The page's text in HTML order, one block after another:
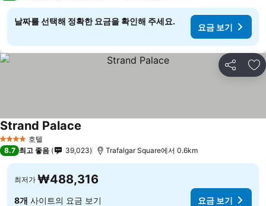
날짜를 선택해 정확한 요금을 확인해 주세요.
요금 보기
공유 즐
4 성급 호텔
Strand Palace
8.7 최고 좋음 39,023 Trafalgar Square에서 0.6km
최저가 ₩488,316
8개 사이트의 요금 보기 요금 보기